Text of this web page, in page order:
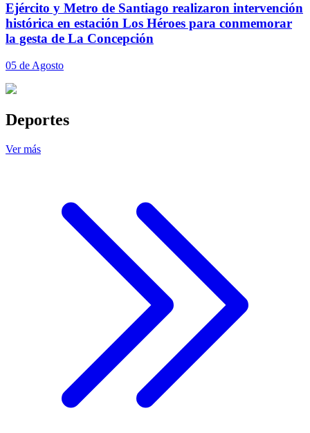
Ejército y Metro de Santiago realizaron intervención
histórica en estación Los Héroes para conmemorar
la gesta de La Concepción
05 de Agosto
Deportes
Ver más